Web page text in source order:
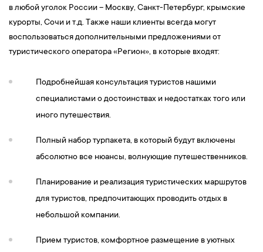
в любой уголок России – Москву, Санкт-Петербург, крымские
курорты, Сочи и т.д. Также наши клиенты всегда могут
воспользоваться дополнительными предложениями от
туристического оператора «Регион», в которые входят:
Подробнейшая консультация туристов нашими
специалистами о достоинствах и недостатках того или
иного путешествия.
Полный набор турпакета, в который будут включены
абсолютно все нюансы, волнующие путешественников.
Планирование и реализация туристических маршрутов
для туристов, предпочитающих проводить отдых в
небольшой компании.
Прием туристов, комфортное размещение в уютных